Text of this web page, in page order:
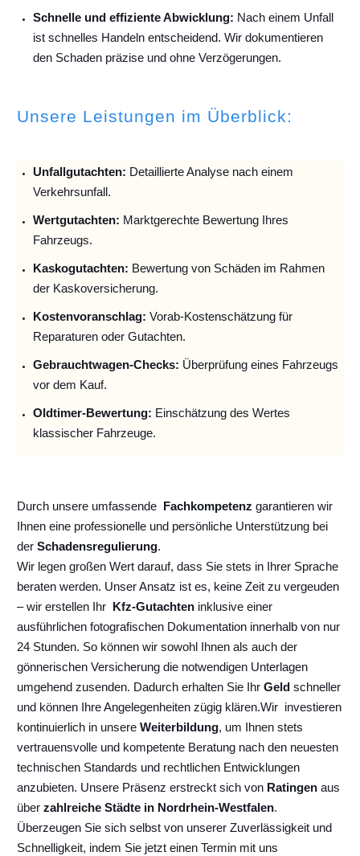
Schnelle und effiziente Abwicklung: Nach einem Unfall
ist schnelles Handeln entscheidend. Wir dokumentieren
den Schaden präzise und ohne Verzögerungen.
Unsere Leistungen im Überblick:
Unfallgutachten: Detaillierte Analyse nach einem
Verkehrsunfall.
Wertgutachten: Marktgerechte Bewertung Ihres
Fahrzeugs.
Kaskogutachten: Bewertung von Schäden im Rahmen
der Kaskoversicherung.
Kostenvoranschlag: Vorab-Kostenschätzung für
Reparaturen oder Gutachten.
Gebrauchtwagen-Checks: Überprüfung eines Fahrzeugs
vor dem Kauf.
Oldtimer-Bewertung: Einschätzung des Wertes
klassischer Fahrzeuge.
Durch unsere umfassende Fachkompetenz garantieren wir
Ihnen eine professionelle und persönliche Unterstützung bei
der Schadensregulierung.
Wir legen großen Wert darauf, dass Sie stets in Ihrer Sprache
beraten werden. Unser Ansatz ist es, keine Zeit zu vergeuden
– wir erstellen Ihr Kfz-Gutachten inklusive einer
ausführlichen fotografischen Dokumentation innerhalb von nur
24 Stunden. So können wir sowohl Ihnen als auch der
gönnerischen Versicherung die notwendigen Unterlagen
umgehend zusenden. Dadurch erhalten Sie Ihr Geld schneller
und können Ihre Angelegenheiten zügig klären.Wir investieren
kontinuierlich in unsere Weiterbildung, um Ihnen stets
vertrauensvolle und kompetente Beratung nach den neuesten
technischen Standards und rechtlichen Entwicklungen
anzubieten. Unsere Präsenz erstreckt sich von Ratingen aus
über zahlreiche Städte in Nordrhein-Westfalen.
Überzeugen Sie sich selbst von unserer Zuverlässigkeit und
Schnelligkeit, indem Sie jetzt einen Termin mit uns